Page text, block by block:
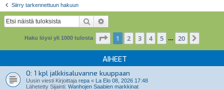
Siirry tarkennettuun hakuun
Etsi
Haku löysi yli 1000 tulosta Sivu /20
1 2 3 4 5 … 20
AIHEET
O: 1 kpl jalkkisaluvanne kuuppaan
Uusin viesti Kirjoittaja repa « La Elo 08, 2026 17:48
Lähetetty Sijainti: Wanhojen Saabien markkinat